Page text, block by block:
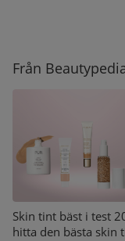
Från
Skin tint bäst i test
hitta den bästa skin